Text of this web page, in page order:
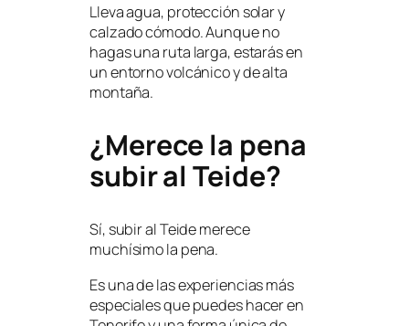
Lleva agua, protección solar y
calzado cómodo. Aunque no
hagas una ruta larga, estarás en
un entorno volcánico y de alta
montaña.
¿Merece la pena
subir al Teide?
Sí, subir al Teide merece
muchísimo la pena.
Es una de las experiencias más
especiales que puedes hacer en